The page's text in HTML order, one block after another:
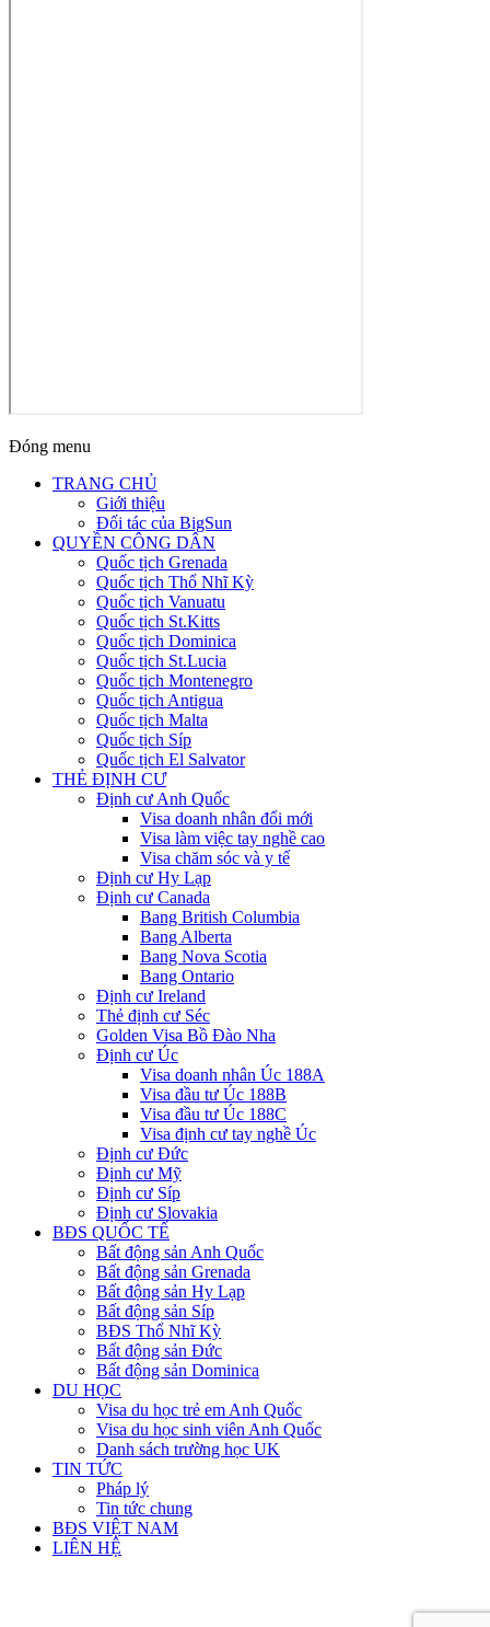
Đóng menu
TRANG CHỦ
Giới thiệu
Đối tác của BigSun
QUYỀN CÔNG DÂN
Quốc tịch Grenada
Quốc tịch Thổ Nhĩ Kỳ
Quốc tịch Vanuatu
Quốc tịch St.Kitts
Quốc tịch Dominica
Quốc tịch St.Lucia
Quốc tịch Montenegro
Quốc tịch Antigua
Quốc tịch Malta
Quốc tịch Síp
Quốc tịch El Salvator
THẺ ĐỊNH CƯ
Định cư Anh Quốc
Visa doanh nhân đổi mới
Visa làm việc tay nghề cao
Visa chăm sóc và y tế
Định cư Hy Lạp
Định cư Canada
Bang British Columbia
Bang Alberta
Bang Nova Scotia
Bang Ontario
Định cư Ireland
Thẻ định cư Séc
Golden Visa Bồ Đào Nha
Định cư Úc
Visa doanh nhân Úc 188A
Visa đầu tư Úc 188B
Visa đầu tư Úc 188C
Visa định cư tay nghề Úc
Định cư Đức
Định cư Mỹ
Định cư Síp
Định cư Slovakia
BĐS QUỐC TẾ
Bất động sản Anh Quốc
Bất động sản Grenada
Bất động sản Hy Lạp
Bất động sản Síp
BĐS Thổ Nhĩ Kỳ
Bất động sản Đức
Bất động sản Dominica
DU HỌC
Visa du học trẻ em Anh Quốc
Visa du học sinh viên Anh Quốc
Danh sách trường học UK
TIN TỨC
Pháp lý
Tin tức chung
BĐS VIỆT NAM
LIÊN HỆ